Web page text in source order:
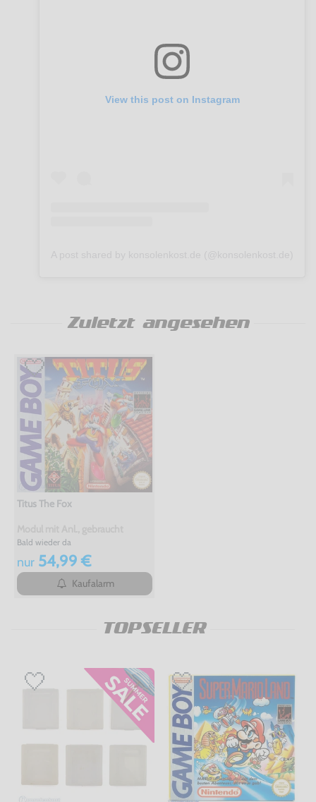
View this post on Instagram
Zuletzt angesehen
Titus The Fox
Bald wieder da
nur54,99 €
Kaufalarm
TOPSELLER